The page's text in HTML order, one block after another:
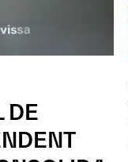
DE